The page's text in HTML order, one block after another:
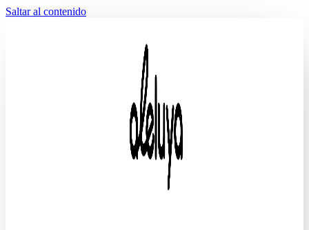
Saltar al contenido